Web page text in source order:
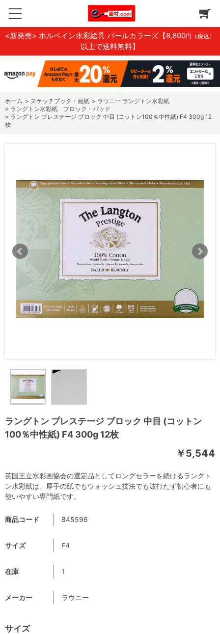
<新発売> ホルベイン水彩絵具 パールカラーズ 【8,800円（税込）
以上で送料無料】
ホーム > スケッチブック・画紙 > ラウニー ラングトン水彩紙
> ラングトン水彩紙 ブロック・パッド
> ラングトン プレステージ ブロック 中目 (コットン100％中性紙) F4 300g 12
枚
ラングトン プレステージ ブロック 中目 (コットン
100％中性紙) F4 300g 12枚
￥5,544
商品コード 845596
サイズ F4
在庫 1
メーカー ラウニー
サイズ
英国王立水彩画協会の選定品としてロングセラーを続けるラングト
ン水彩紙は、厚手の紙でもウォッシュ技法でも波打たず初心者にも
使いやすい専門紙です。